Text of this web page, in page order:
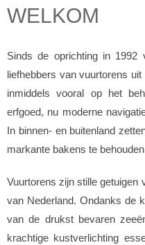
WELKOM
Sinds de oprichting in 1992
liefhebbers van vuurtorens
inmiddels vooral op het
erfgoed, nu moderne
In binnen- en buitenland
markante bakens te
Vuurtorens zijn stille getuigen
van Nederland. Ondanks de
van de drukst bevaren
krachtige kustverlichting